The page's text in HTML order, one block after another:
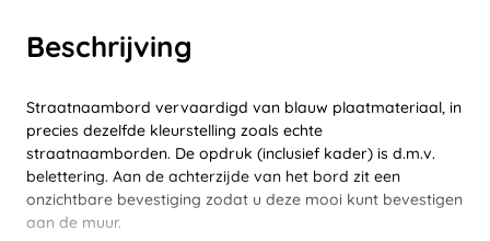
Beschrijving
Straatnaambord vervaardigd van blauw plaatmateriaal, in
precies dezelfde kleurstelling zoals echte
straatnaamborden. De opdruk (inclusief kader) is d.m.v.
belettering. Aan de achterzijde van het bord zit een
onzichtbare bevestiging zodat u deze mooi kunt bevestigen
aan de muur.